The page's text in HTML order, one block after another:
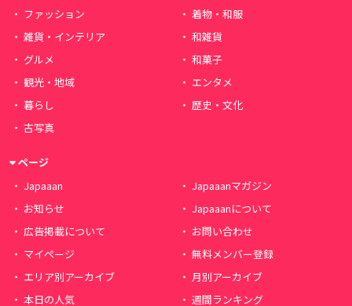
ファッション
着物・和服
雑貨・インテリア
和雑貨
グルメ
和菓子
観光・地域
エンタメ
暮らし
歴史・文化
古写真
ページ
Japaaan
Japaaanマガジン
お知らせ
Japaaanについて
広告掲載について
お問い合わせ
マイページ
無料メンバー登録
エリア別アーカイブ
月別アーカイブ
本日の人気
週間ランキング